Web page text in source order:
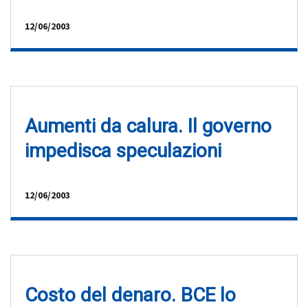
12/06/2003
Aumenti da calura. Il governo
impedisca speculazioni
12/06/2003
Costo del denaro. BCE lo